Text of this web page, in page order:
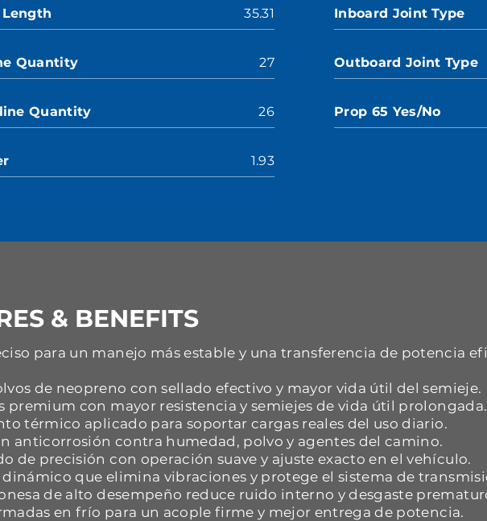
35.31
Quantity 27
Quantity 26
1.93
Inboard Joint Type
Outboard Joint Type
Prop 65 Yes/No
& BENEFITS
para un manejo más estable y una transferencia de potencia
de neopreno con sellado efectivo y mayor vida útil del semieje.
premium con mayor resistencia y semiejes de vida útil prolongada.
térmico aplicado para soportar cargas reales del uso diario.
anticorrosión contra humedad, polvo y agentes del camino.
de precisión con operación suave y ajuste exacto en el vehículo.
dinámico que elimina vibraciones y protege el sistema de
de alto desempeño reduce ruido interno y desgaste
en frío para un acople firme y mejor entrega de potencia.